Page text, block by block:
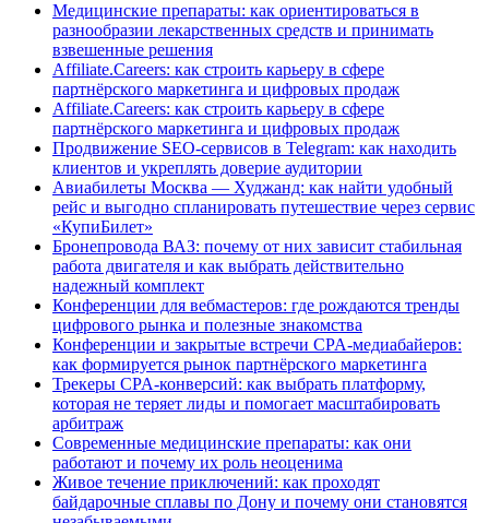
Медицинские препараты: как ориентироваться в
разнообразии лекарственных средств и принимать
взвешенные решения
Affiliate.Careers: как строить карьеру в сфере
партнёрского маркетинга и цифровых продаж
Affiliate.Careers: как строить карьеру в сфере
партнёрского маркетинга и цифровых продаж
Продвижение SEO-сервисов в Telegram: как находить
клиентов и укреплять доверие аудитории
Авиабилеты Москва — Худжанд: как найти удобный
рейс и выгодно спланировать путешествие через сервис
«КупиБилет»
Бронепровода ВАЗ: почему от них зависит стабильная
работа двигателя и как выбрать действительно
надежный комплект
Конференции для вебмастеров: где рождаются тренды
цифрового рынка и полезные знакомства
Конференции и закрытые встречи CPA-медиабайеров:
как формируется рынок партнёрского маркетинга
Трекеры CPA-конверсий: как выбрать платформу,
которая не теряет лиды и помогает масштабировать
арбитраж
Современные медицинские препараты: как они
работают и почему их роль неоценима
Живое течение приключений: как проходят
байдарочные сплавы по Дону и почему они становятся